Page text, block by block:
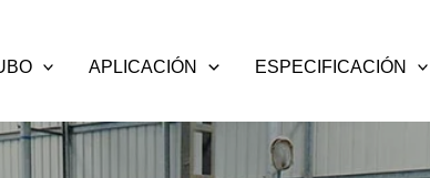
APLICACIÓN ESPECIFICACIÓN